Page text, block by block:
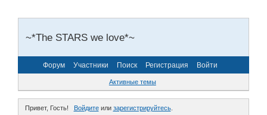
~*The STARS we love*~
Форум Участники Поиск Регистрация Войти
Активные темы
Привет, Гость! Войдитеили зарегистрируйтесь.